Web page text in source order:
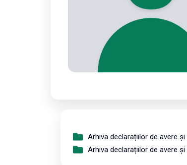
Arhiva declarațiilor de avere
Arhiva declarațiilor de avere